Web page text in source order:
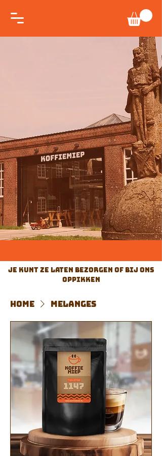
je kunt ze laten bezorgen of bij ons
oppikken
Home MELANGES